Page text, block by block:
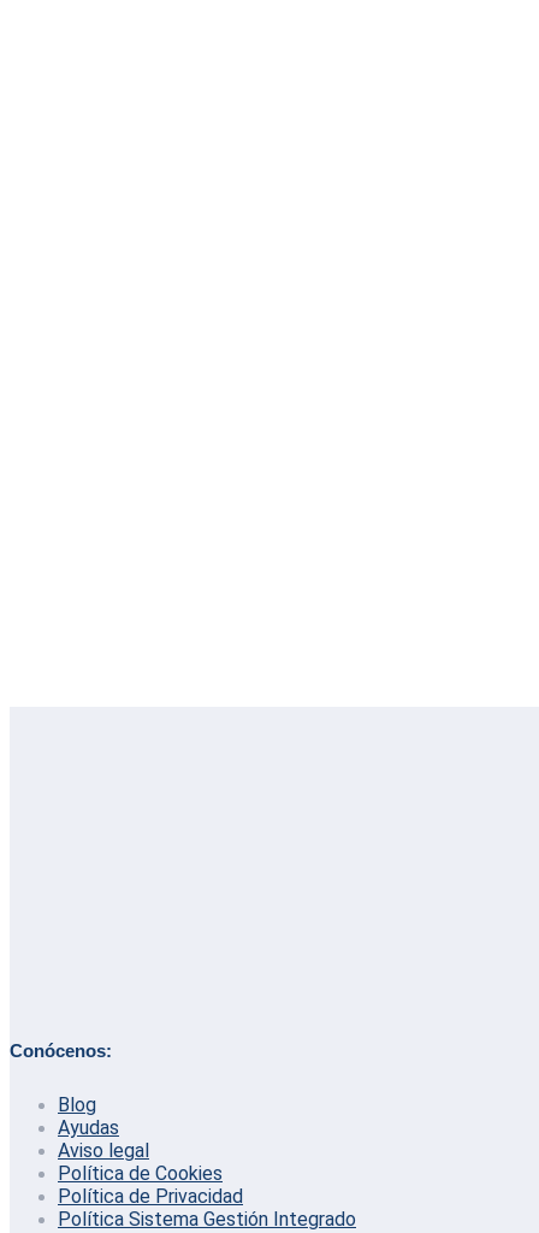
Conócenos:
Blog
Ayudas
Aviso legal
Política de Cookies
Política de Privacidad
Política Sistema Gestión Integrado